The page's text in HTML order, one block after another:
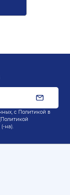
с Политикой в
на).